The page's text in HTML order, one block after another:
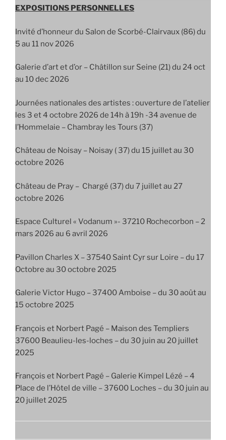
EXPOSITIONS PERSONNELLES
Invité d’honneur du Salon de Scorbé-Clairvaux (86) du
5 au 11 nov 2026
Galerie d’art et d’or – Châtillon sur Seine (21) du 24 oct
au 10 dec 2026
Journées nationales des artistes : ouverture de l’atelier
les 3 et 4 octobre 2026 de 14h à 19h -34 avenue de
l’Hommelaie – Chambray les Tours (37)
Château de Noisay – Noisay ( 37) du 15 juillet au 30
octobre 2026
Château de Pray – Chargé (37) du 7 juillet au 27
octobre 2026
Espace Culturel « Vodanum »- 37210 Rochecorbon – 2
mars 2026 au 6 avril 2026
Pavillon Charles X – 37540 Saint Cyr sur Loire – du 17
Octobre au 30 octobre 2025
Galerie Victor Hugo – 37400 Amboise – du 30 août au
15 octobre 2025
François et Norbert Pagé – Maison des Templiers
37600 Beaulieu-les-loches – du 30 juin au 20 juillet
2025
François et Norbert Pagé – Galerie Kimpel Lézé – 4
Place de l’Hôtel de ville – 37600 Loches – du 30 juin au
20 juillet 2025